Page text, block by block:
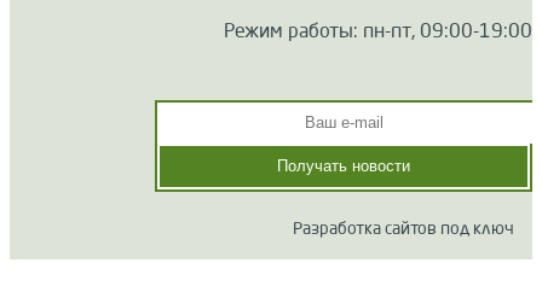
Режим работы: пн-пт, 09:00-19:00
Разработка сайтов под ключ